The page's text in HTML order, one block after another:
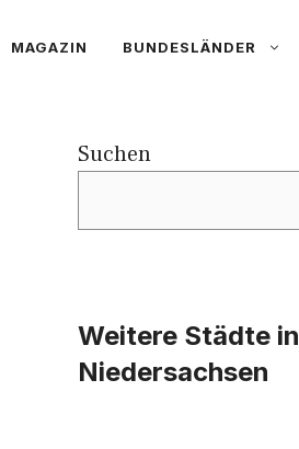
MAGAZIN BUNDESLÄNDER
Suchen
Weitere Städte in
Niedersachsen